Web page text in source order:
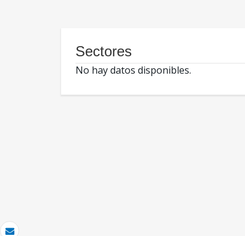
Sectores
No hay datos disponibles.